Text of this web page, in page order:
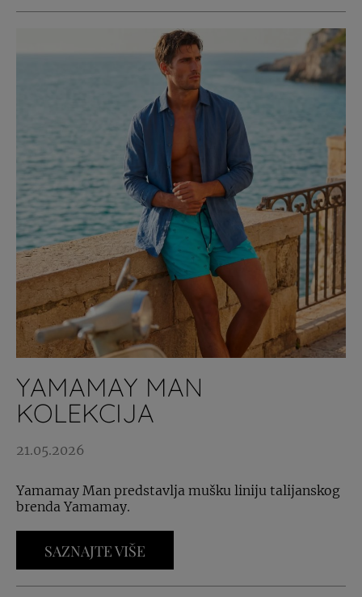
YAMAMAY MAN
KOLEKCIJA
21.05.2026
Yamamay Man predstavlja mušku liniju talijanskog
brenda Yamamay.
SAZNAJTE VIŠE